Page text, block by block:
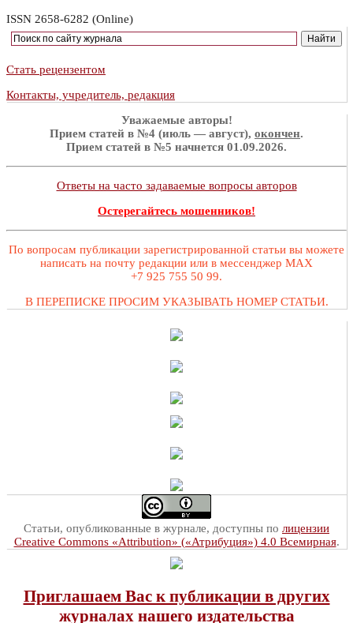
ISSN 2658-6282 (Online)
Стать рецензентом
Контакты, учредитель, редакция
Уважаемые авторы!
Прием статей в №4 (июль — август), окончен.
Прием статей в №5 начнется 01.09.2026.
Ответы на часто задаваемые вопросы авторов
Остерегайтесь мошенников!
По вопросам публикации зарегистрированной статьи вы можете
написать на почту редакции или в мессенджер MAX
+7 925 755 50 99.
В ПЕРЕПИСКЕ ПРОСИМ УКАЗЫВАТЬ НОМЕР СТАТЬИ.
Статьи, опубликованные в журнале, доступны по лицензии
Creative Commons «Attribution» («Атрибуция») 4.0 Всемирная.
Приглашаем Вас к публикации в других
журналах нашего издательства